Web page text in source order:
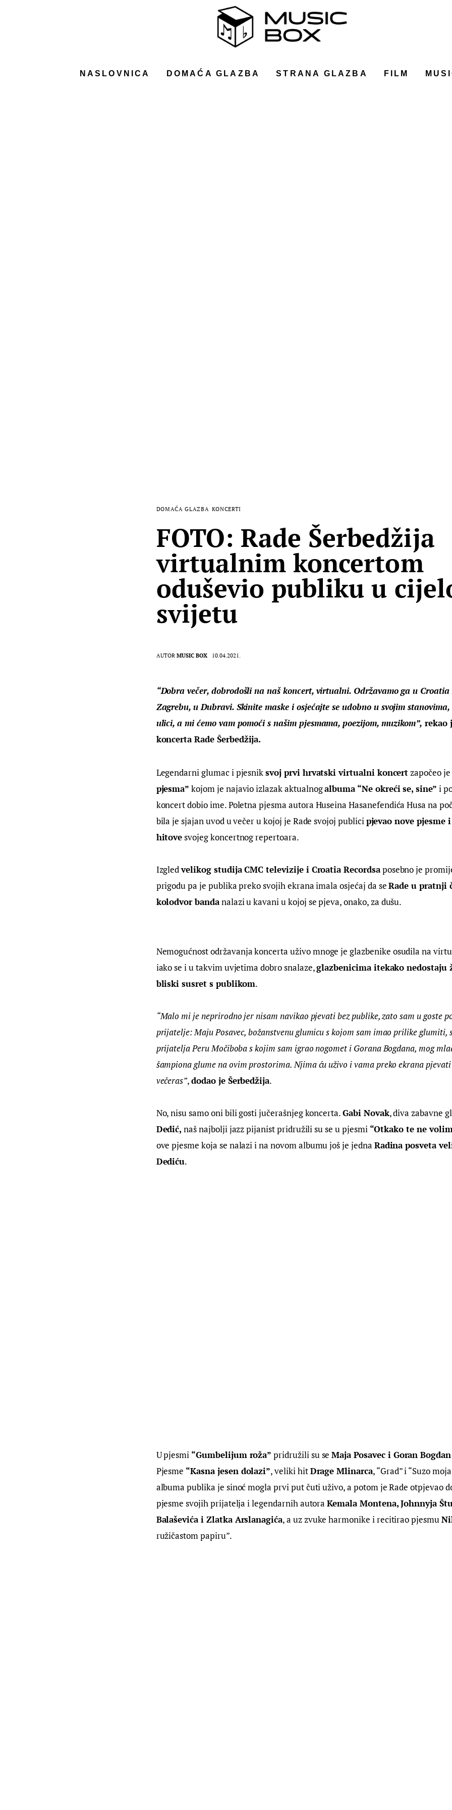
NASLOVNICA DOMAĆA GLAZBA STRANA GLAZBA FILM
DOMAĆA GLAZBA KONCERTI
FOTO: Rade Šerbedžija
virtualnim koncertom
oduševio publiku u
svijetu
AUTOR MUSIC BOX 10.04.2021.
“Dobra večer, dobrodošli na naš koncert, virtualni. Održavamo ga u
Zagrebu, u Dubravi. Skinite maske i osjećajte se udobno u svojim
ulici, a mi ćemo vam pomoći s našim pjesmama, poezijom, muzikom”, rekao
koncerta Rade Šerbedžija.
Legendarni glumac i pjesnik svoj prvi hrvatski virtualni koncert započeo
pjesma” kojom je najavio izlazak aktualnog albuma “Ne okreći se, sine” i
koncert dobio ime. Poletna pjesma autora Huseina Hasanefendića Husa na
bila je sjajan uvod u večer u kojoj je Rade svojoj publici pjevao nove pjesme
hitove svojeg koncertnog repertoara.
Izgled velikog studija CMC televizije i Croatia Recordsa posebno je
prigodu pa je publika preko svojih ekrana imala osjećaj da se Rade u pratnji
kolodvor banda nalazi u kavani u kojoj se pjeva, onako, za dušu.
Nemogućnost održavanja koncerta uživo mnoge je glazbenike osudila na
iako se i u takvim uvjetima dobro snalaze, glazbenicima itekako nedostaju
bliski susret s publikom.
“Malo mi je neprirodno jer nisam navikao pjevati bez publike, zato sam u goste
prijatelje: Maju Posavec, božanstvenu glumicu s kojom sam imao prilike glumiti,
prijatelja Peru Močiboba s kojim sam igrao nogomet i Gorana Bogdana, mog
šampiona glume na ovim prostorima. Njima ću uživo i vama preko ekrana
večeras”, dodao je Šerbedžija.
No, nisu samo oni bili gosti jučerašnjeg koncerta. Gabi Novak, diva zabavne
Dedić, naš najbolji jazz pijanist pridružili su se u pjesmi “Otkako te ne
ove pjesme koja se nalazi i na novom albumu još je jedna Radina posveta
Dediću.
U pjesmi “Gumbelijum roža” pridružili su se Maja Posavec i Goran Bogdan
Pjesme “Kasna jesen dolazi”, veliki hit Drage Mlinarca, “Grad” i “Suzo
albuma publika je sinoć mogla prvi put čuti uživo, a potom je Rade otpjevao
pjesme svojih prijatelja i legendarnih autora Kemala Montena, Johnnyja
Balaševića i Zlatka Arslanagića, a uz zvuke harmonike i recitirao pjesmu
ružičastom papiru”.